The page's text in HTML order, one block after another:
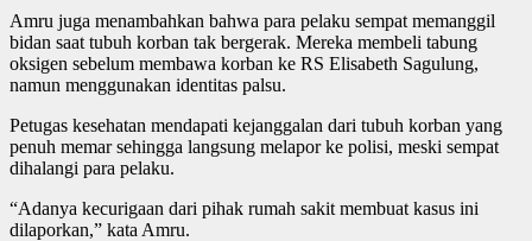
Amru juga menambahkan bahwa para pelaku sempat memanggil
bidan saat tubuh korban tak bergerak. Mereka membeli tabung
oksigen sebelum membawa korban ke RS Elisabeth Sagulung,
namun menggunakan identitas palsu.
Petugas kesehatan mendapati kejanggalan dari tubuh korban yang
penuh memar sehingga langsung melapor ke polisi, meski sempat
dihalangi para pelaku.
“Adanya kecurigaan dari pihak rumah sakit membuat kasus ini
dilaporkan,” kata Amru.